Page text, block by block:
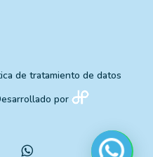
de tratamiento de datos
por
whatsapp